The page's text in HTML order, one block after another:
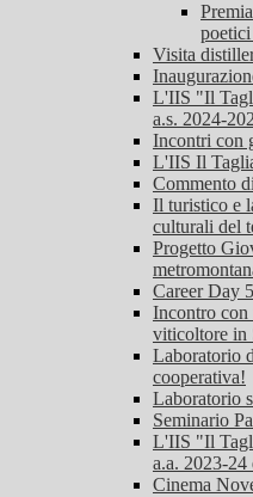
Visita
L'IIS "Il
a.s. 2024-
Incontri con
L'IIS Il
Commento
Il turistico e
culturali del
Progetto
Career Day
Incontro
viticoltore in
Laboratorio
cooperativa!
Laboratorio
Seminario
L'IIS "Il
a.a. 2023-
Cinema